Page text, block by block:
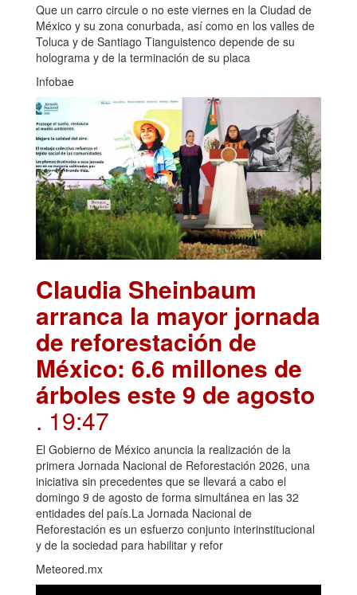
Que un carro circule o no este viernes en la Ciudad de
México y su zona conurbada, así como en los valles de
Toluca y de Santiago Tianguistenco depende de su
holograma y de la terminación de su placa
Infobae
Claudia Sheinbaum
arranca la mayor jornada
de reforestación de
México: 6.6 millones de
árboles este 9 de agosto
. 19:47
El Gobierno de México anuncia la realización de la
primera Jornada Nacional de Reforestación 2026, una
iniciativa sin precedentes que se llevará a cabo el
domingo 9 de agosto de forma simultánea en las 32
entidades del país.La Jornada Nacional de
Reforestación es un esfuerzo conjunto interinstitucional
y de la sociedad para habilitar y refor
Meteored.mx